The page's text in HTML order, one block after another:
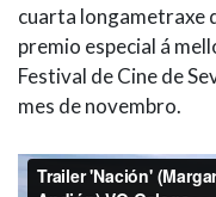
cuarta longametraxe
premio especial á
Festival de Cine de
mes de novembro.